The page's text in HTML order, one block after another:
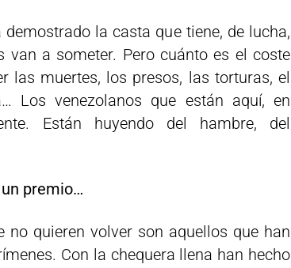
la casta que tiene, de lucha,
van a someter. Pero cuánto es el coste
las muertes, los presos, las torturas, el
Los venezolanos que están aquí, en
Están huyendo del hambre, del
premio…
no quieren volver son aquellos que han
Con la chequera llena han hecho